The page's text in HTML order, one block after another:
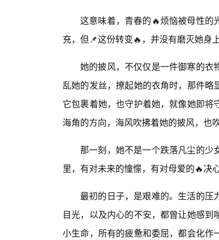
这意味着，青春的🔥烦恼被母性的
充，但📌这份转变🔥，并没有磨灭她身
她的披风，不仅仅是一件御寒的衣
乱她的发丝，撩起她的衣角时，那件
它包裹着她，也守护着她，就像她即
海角的方向，海风吹拂着她的披风，也
那一刻，她不是一个跌落凡尘的
里，有对未来的憧憬，有对母爱的🔥决
最初的日子，是艰难的。生活的压
目光，以及内心的不安，都曾让她感
小生命，所有的疲惫和委屈，都会化